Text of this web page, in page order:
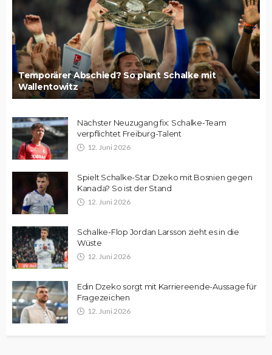
Temporärer Abschied? So plant Schalke mit
Wallentowitz
Nächster Neuzugang fix: Schalke-Team
verpflichtet Freiburg-Talent
12. Juni 2026
Spielt Schalke-Star Dzeko mit Bosnien gegen
Kanada? So ist der Stand
12. Juni 2026
Schalke-Flop Jordan Larsson zieht es in die
Wüste
12. Juni 2026
Edin Dzeko sorgt mit Karriereende-Aussage für
Fragezeichen
12. Juni 2026